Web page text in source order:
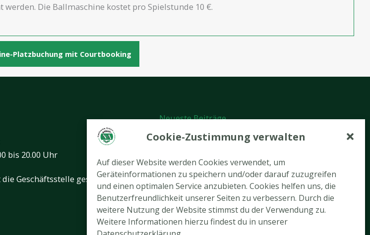
Cookie-Zustimmung verwalten
Auf dieser Website werden Cookies verwendet, um
Geräteinformationen zu speichern und/oder darauf zuzugreifen
und einen optimalen Service anzubieten. Cookies helfen uns, die
Benutzerfreundlichkeit unserer Seiten zu verbessern. Durch die
weitere Nutzung der Website stimmst du der Verwendung zu.
Weitere Informationen hierzu findest du in unserer
Die Ballmaschine kostet pro Spielstunde 10 €.
Platzbuchung mit Courtbooking
bis 20.00 Uhr
Geschäftsstelle geschlossen.
Neueste Beiträge
Tennis-Newsletter August 2026
Tennis-Arbeitseinsatz am 22.08.2026
Rückblick Tennis-Hobbyturnier
Ein gelungener Abend auf der Limburg
Abschluss der Tennis-Verbandsrunde 2026